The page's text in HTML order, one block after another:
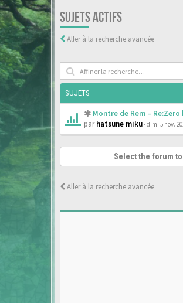
SUJETS ACTIFS
Aller à la recherche avancée
SUJETS
Montre de Rem –
parhatsune miku- dim. 5 nov.
Select the forum
Aller à la recherche avancée